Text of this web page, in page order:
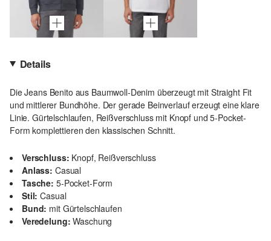
Details
Die Jeans Benito aus Baumwoll-Denim überzeugt mit Straight Fit
und mittlerer Bundhöhe. Der gerade Beinverlauf erzeugt eine klare
Linie. Gürtelschlaufen, Reißverschluss mit Knopf und 5-Pocket-
Form komplettieren den klassischen Schnitt.
Verschluss: Knopf, Reißverschluss
Anlass: Casual
Tasche: 5-Pocket-Form
Stil: Casual
Bund: mit Gürtelschlaufen
Veredelung: Waschung